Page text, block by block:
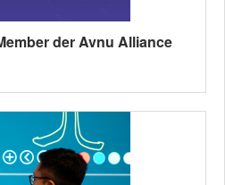
der Avnu Alliance